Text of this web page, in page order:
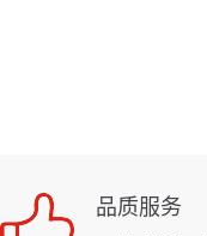
品质服务